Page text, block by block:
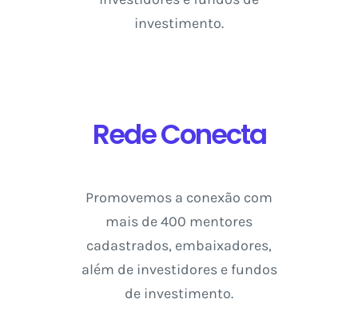
investimento.
Rede Conecta
Promovemos a conexão com
mais de 400 mentores
cadastrados, embaixadores,
além de investidores e fundos
de investimento.